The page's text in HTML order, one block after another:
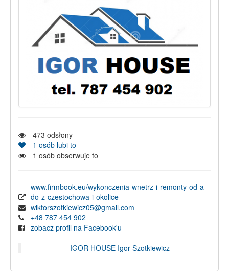
473 odsłony
1 osób lubi to
1 osób obserwuje to
www.firmbook.eu/wykonczenia-wnetrz-i-remonty-od-a-
do-z-czestochowa-i-okolice
wiktorszotkiewicz05@gmail.com
+48 787 454 902
zobacz profil na Facebook'u
IGOR HOUSE Igor Szotkiewicz